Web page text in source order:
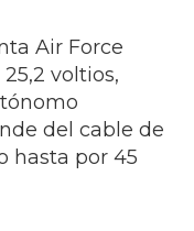
Air Force
voltios,
del cable de
hasta por 45